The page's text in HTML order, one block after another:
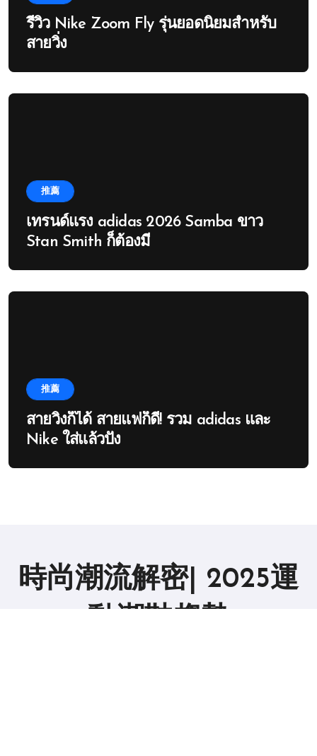
รีวิว Nike Zoom Fly รุ่นยอดนิยมสำหรับ
สายวิ่ง
推薦
เทรนด์แรง adidas 2026 Samba ขาว
Stan Smith ก็ต้องมี
推薦
สายวิ่งก็ได้ สายแฟก็ดี! รวม adidas และ
Nike ใส่แล้วปัง
時尚潮流解密| 2025運